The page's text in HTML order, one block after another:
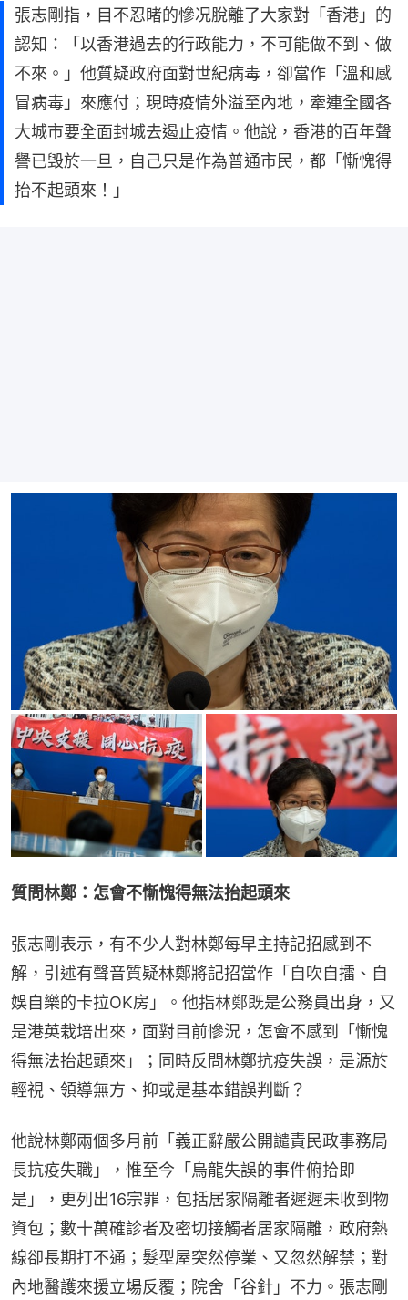
張志剛指，目不忍睹的慘况脫離了大家對「香港」的
認知：「以香港過去的行政能力，不可能做不到、做
不來。」他質疑政府面對世紀病毒，卻當作「溫和感
冒病毒」來應付；現時疫情外溢至內地，牽連全國各
大城市要全面封城去遏止疫情。他說，香港的百年聲
譽已毁於一旦，自己只是作為普通市民，都「慚愧得
抬不起頭來！」
質問林鄭：怎會不慚愧得無法抬起頭來
張志剛表示，有不少人對林鄭每早主持記招感到不
解，引述有聲音質疑林鄭將記招當作「自吹自擂、自
娛自樂的卡拉OK房」。他指林鄭既是公務員出身，又
是港英栽培出來，面對目前慘況，怎會不感到「慚愧
得無法抬起頭來」；同時反問林鄭抗疫失誤，是源於
輕視、領導無方、抑或是基本錯誤判斷？
他說林鄭兩個多月前「義正辭嚴公開譴責民政事務局
長抗疫失職」，惟至今「烏龍失誤的事件俯拾即
是」，更列出16宗罪，包括居家隔離者遲遲未收到物
資包；數十萬確診者及密切接觸者居家隔離，政府熱
線卻長期打不通；髮型屋突然停業、又忽然解禁；對
內地醫護來援立場反覆；院舍「谷針」不力。張志剛